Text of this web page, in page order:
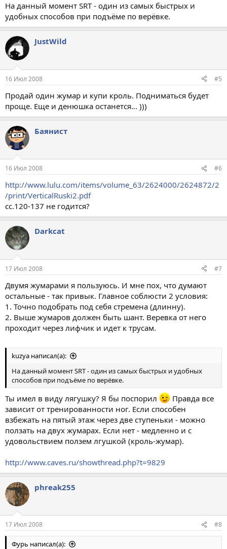
На данный момент SRT - один из самых быстрых и
удобных способов при подъёме по верёвке.
JustWild
16 Июл 2008 #5
Продай один жумар и купи кроль. Подниматься будет
проще. Еще и денюшка останется... )))
Баянист
16 Июл 2008 #6
http://www.lulu.com/items/volume_63/2624000/2624872/2
/print/VerticalRuski2.pdf
сс.120-137 не годится?
Darkcat
17 Июл 2008 #7
Двумя жумарами я пользуюсь. И мне пох, что думают
остальные - так привык. Главное соблюсти 2 условия:
1. Точно подобрать под себя стремена (длинну).
2. Выше жумаров должен быть шант. Веревка от него
проходит через лифчик и идет к трусам.
kuzya написал(а):
На данный момент SRT - один из самых быстрых и удобных
способов при подъёме по верёвке.
Ты имел в виду лягушку? Я бы поспорил
Правда все
зависит от тренированности ног. Если способен
взбежать на пятый этаж через две ступеньки - можно
ползать на двух жумарах. Если нет - медленно и с
удовольствием ползем лгушкой (кроль-жумар).
http://www.caves.ru/showthread.php?t=9829
phreak255
17 Июл 2008 #8
Фурь написал(а):